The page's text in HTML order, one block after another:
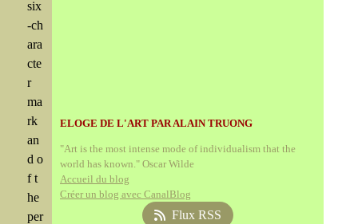
six
-ch
ara
cte
r
ma
rk
an
d o
f t
he
per
ELOGE DE L'ART PAR ALAIN TRUONG
"Art is the most intense mode of individualism that the
world has known." Oscar Wilde
Accueil du blog
Créer un blog avec CanalBlog
Flux RSS